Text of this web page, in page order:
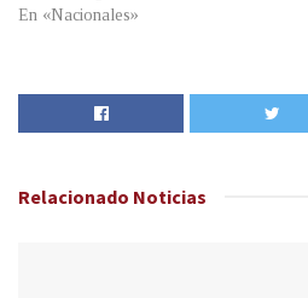
En «Nacionales»
Relacionado Noticias